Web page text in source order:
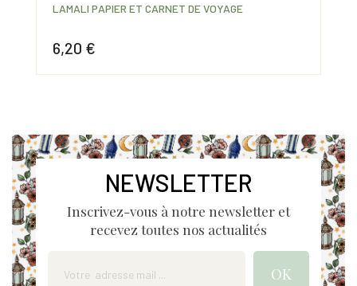
6,20 €
LAMALI PAPIER ET CARNET DE VOYAGE
NEWSLETTER
Inscrivez-vous à notre newsletter et
recevez toutes nos actualités